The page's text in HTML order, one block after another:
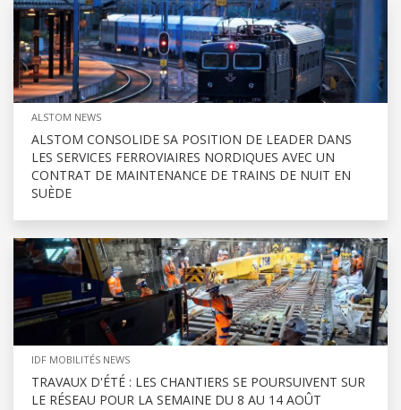
ALSTOM NEWS
ALSTOM CONSOLIDE SA POSITION DE LEADER DANS
LES SERVICES FERROVIAIRES NORDIQUES AVEC UN
CONTRAT DE MAINTENANCE DE TRAINS DE NUIT EN
SUÈDE
IDF MOBILITÉS NEWS
TRAVAUX D'ÉTÉ : LES CHANTIERS SE POURSUIVENT SUR
LE RÉSEAU POUR LA SEMAINE DU 8 AU 14 AOÛT